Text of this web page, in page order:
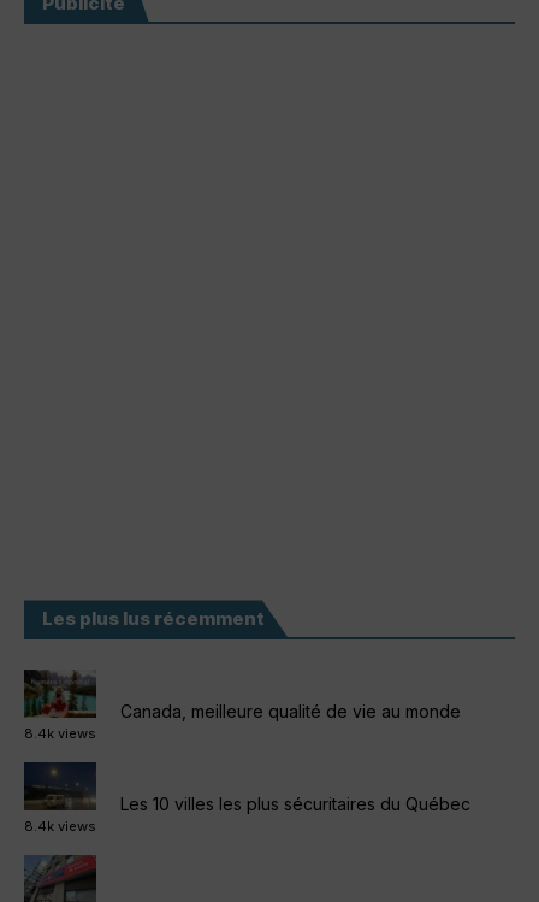
Les plus lus récemment
Canada, meilleure qualité de vie au monde
8.4k views
Les 10 villes les plus sécuritaires du Québec
8.4k views